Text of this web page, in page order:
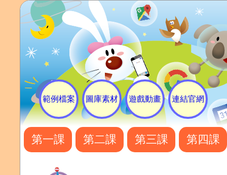
範例檔案 圖庫素材 遊戲動畫 連結官網
第一課 第二課 第三課 第四課